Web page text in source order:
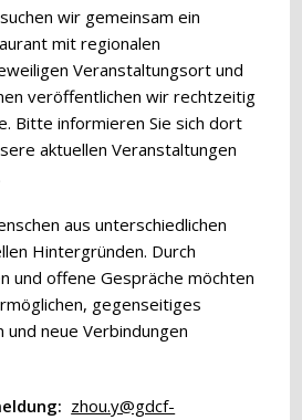
wir gemeinsam ein
mit regionalen
Veranstaltungsort und
veröffentlichen wir rechtzeitig
Bitte informieren Sie sich dort
aktuellen Veranstaltungen
aus unterschiedlichen
Hintergründen. Durch
und offene Gespräche möchten
gegenseitiges
neue Verbindungen
zhou.y@gdcf-